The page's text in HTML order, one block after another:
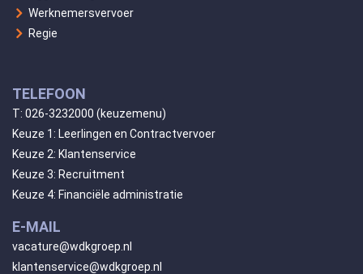
Werknemersvervoer
Regie
TELEFOON
T: 026-3232000 (keuzemenu)
Keuze 1: Leerlingen en Contractvervoer
Keuze 2: Klantenservice
Keuze 3: Recruitment
Keuze 4: Financiële administratie
E-MAIL
vacature@wdkgroep.nl
klantenservice@wdkgroep.nl